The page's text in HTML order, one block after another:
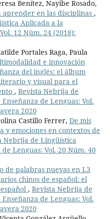
Benítez, Nayibe Rosado,
aprender en las disciplinas ,
Aplicada a la
12 Núm. 24 (2018):
Portales Raga, Paula
e innovación
del inglés: el álbum
y visual para el
, Revista Nebrija de
de Lenguas: Vol.
2020
Castillo Ferrer, De mis
y emociones en contextos de
Nebrija de Lingüística
Lenguas: Vol. 20 Núm. 40
de palabras nuevas en L3
chinos de español: el
, Revista Nebrija de
de Lenguas: Vol.
2020